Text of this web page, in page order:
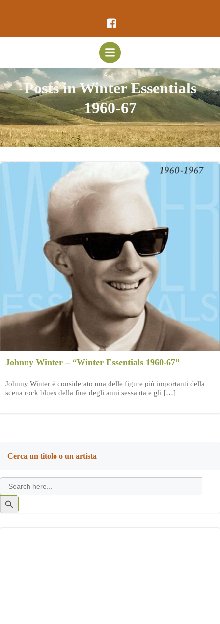
al
contenuto
Posts in Winter Essentials
1960-67
Johnny Winter – “Winter Essentials 1960-67”
Johnny Winter è considerato una delle figure più importanti della
scena rock blues della fine degli anni sessanta e gli […]
Cerca un titolo o un artista
Search
for:
Search
Button